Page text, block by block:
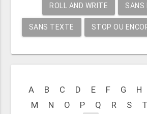
ROLL AND WRITE SANS
SANS TEXTE STOP OU
A B C D E F G H
M
N O P Q R S T